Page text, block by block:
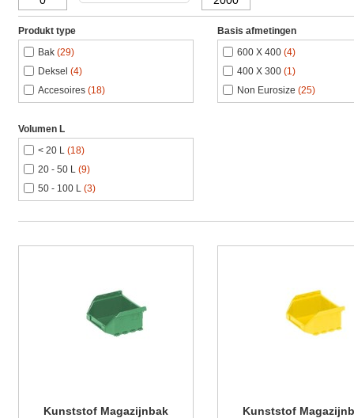
Produkt type
Bak (29)
Deksel (4)
Accesoires (18)
Basis afmetingen
600 X 400 (4)
400 X 300 (1)
Non Eurosize (25)
Volumen L
< 20 L (18)
20 - 50 L (9)
50 - 100 L (3)
Kunststof Magazijnbak
Kunststof